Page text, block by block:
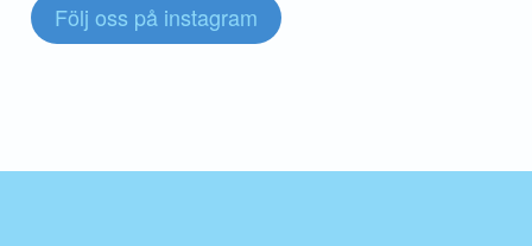
Följ oss på instagram